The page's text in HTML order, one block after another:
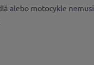
alebo motocykle